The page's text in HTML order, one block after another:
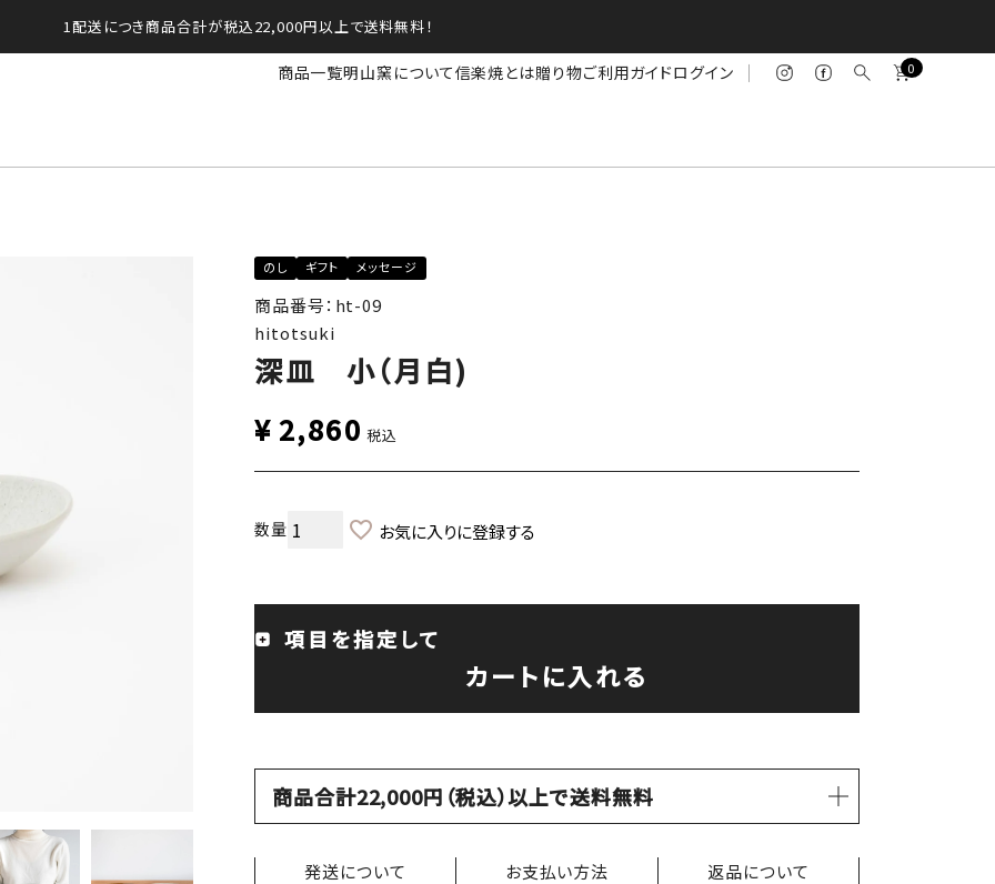
1配送につき商品合計が税込22,000円以上で送料無料！
商品一覧明山窯について信楽焼とは贈り物ご利用ガイドログイン 0
のし ギフト メッセージ
商品番号：ht-09
hitotsuki
深皿 小（月白)
¥2,860 税込
お気に入りに登録する
項目を指定して
カートに入れる
商品合計22,000円（税込）以上で送料無料
発送について お支払い方法 返品について